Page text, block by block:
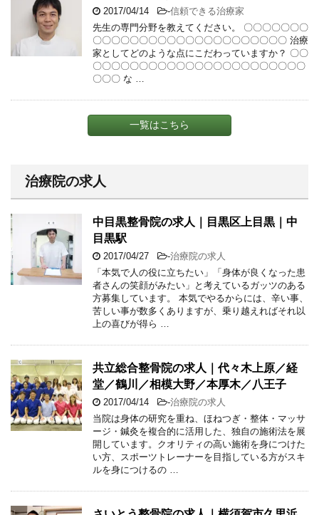
2017/04/14 -信頼できる治療家
先生の専門分野を教えてください。 〇〇〇〇〇〇〇
〇〇〇〇〇〇〇〇〇〇〇〇〇〇〇〇〇〇〇〇〇 治療
家としてどのような点にこだわっていますか？ 〇〇
〇〇〇〇〇〇〇〇〇〇〇〇〇〇〇〇〇〇〇〇〇〇〇
〇〇〇 な …
一覧はこちら
治療院の求人
中目黒整骨院の求人｜目黒区上目黒｜中
目黒駅
2017/04/27 -治療院の求人
「本気で人の役に立ちたい」「身体が良くなった患
者さんの笑顔がみたい」と考えているガッツのある
方募集しています。 本気でやるからには、辛い事、
苦しい事が数多くありますが、乗り越えればそれ以
上の喜びが得ら …
共立総合整骨院の求人｜代々木上原／経
堂／鶴川／相模大野／本厚木／八王子
2017/04/14 -治療院の求人
当院は身体の研究を重ね、ほねつぎ・整体・マッサ
ージ・鍼灸を複合的に活用した、独自の施術法を展
開しています。クオリティの高い施術を身につけた
い方、スポーツトレーナーを目指している方がスキ
ルを身につけるの …